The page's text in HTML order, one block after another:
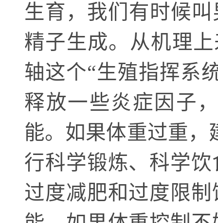
生育，我们有时候
精子生成。从机理
轴这个“生殖指挥系
释放一些炎症因子
能。如果体重过重，
行科学锻炼、科学
过度减肥和过度限